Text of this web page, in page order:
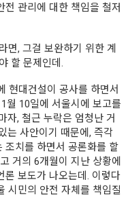
관리에 대한 책임을 철저
면, 그걸 보완하기 위한 계
할 문제인데.
현대건설이 공사를 하면서
월 10일에 서울시에 보고를
자, 철근 누락은 엄청난 거
는 사안이기 때문에, 즉각
조치를 하면서 공론화를 할
거의 6개월이 지난 상황에
론 보도가 나오는데. 이렇다
시민의 안전 자체를 책임질